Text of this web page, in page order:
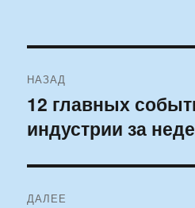
по
записям
НАЗАД
Предыдущая
запись:
12 главных
индустрии за
ДАЛЕЕ